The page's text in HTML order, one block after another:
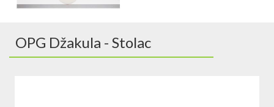
OPG Džakula - Stolac